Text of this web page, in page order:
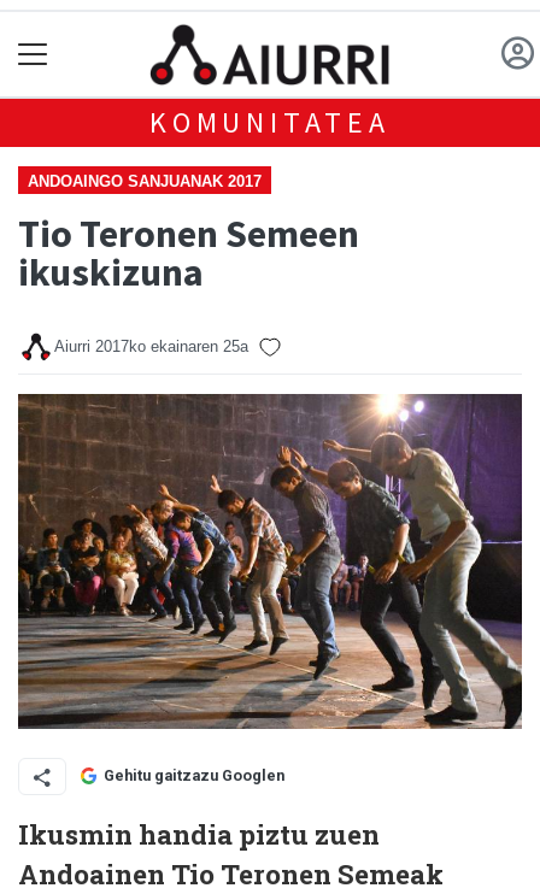
KOMUNITATEA
ANDOAINGO SANJUANAK 2017
Tio Teronen Semeen
ikuskizuna
Aiurri 2017ko ekainaren 25a
Gehitu gaitzazu Googlen
Ikusmin handia piztu zuen
Andoainen Tio Teronen Semeak